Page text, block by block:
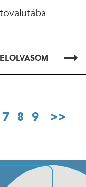
ELOLVASOM
7 8 9